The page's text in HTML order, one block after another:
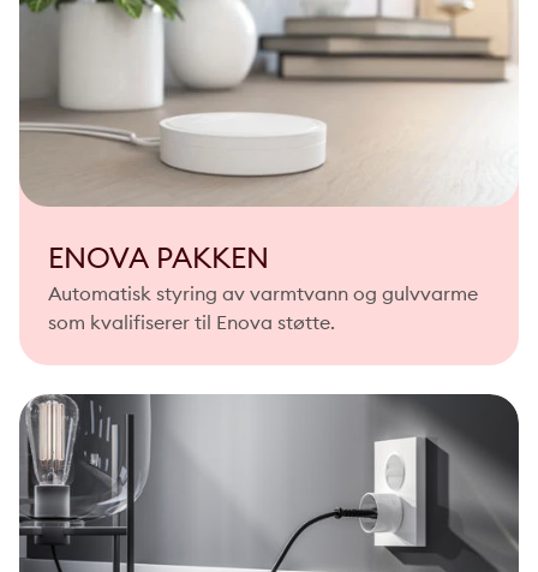
ENOVA PAKKEN
Automatisk styring av varmtvann og gulvvarme
som kvalifiserer til Enova støtte.